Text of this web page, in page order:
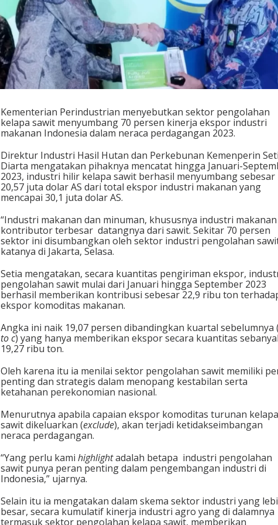
Kementerian Perindustrian menyebutkan sektor pengolahan
kelapa sawit menyumbang 70 persen kinerja ekspor industri
makanan Indonesia dalam neraca perdagangan 2023.
Direktur Industri Hasil Hutan dan Perkebunan Kemenperin
Diarta mengatakan pihaknya mencatat hingga Januari-
2023, industri hilir kelapa sawit berhasil menyumbang sebesar
20,57 juta dolar AS dari total ekspor industri makanan yang
mencapai 30,1 juta dolar AS.
“Industri makanan dan minuman, khususnya industri
kontributor terbesar datangnya dari sawit. Sekitar 70 persen
sektor ini disumbangkan oleh sektor industri pengolahan
katanya di Jakarta, Selasa.
Setia mengatakan, secara kuantitas pengiriman ekspor,
pengolahan sawit mulai dari Januari hingga September 2023
berhasil memberikan kontribusi sebesar 22,9 ribu ton
ekspor komoditas makanan.
Angka ini naik 19,07 persen dibandingkan kuartal sebelumnya (
to c) yang hanya memberikan ekspor secara kuantitas
19,27 ribu ton.
Oleh karena itu ia menilai sektor pengolahan sawit memiliki
penting dan strategis dalam menopang kestabilan serta
ketahanan perekonomian nasional.
Menurutnya apabila capaian ekspor komoditas turunan kelapa
sawit dikeluarkan (exclude), akan terjadi ketidakseimbangan
neraca perdagangan.
“Yang perlu kami highlightadalah betapa industri pengolahan
sawit punya peran penting dalam pengembangan industri di
Indonesia,” ujarnya.
Selain itu ia mengatakan dalam skema sektor industri yang
besar, secara kumulatif kinerja industri agro yang di dalamnya
termasuk sektor pengolahan kelapa sawit, memberikan